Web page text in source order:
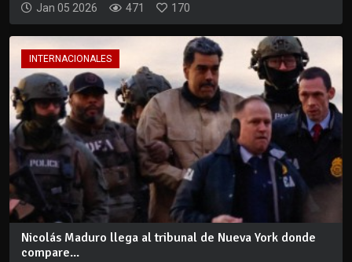
Jan 05 2026 471 170
INTERNACIONALES
Nicolás Maduro llega al tribunal de Nueva York donde
compare...